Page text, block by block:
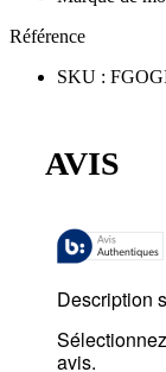
Référence
SKU :